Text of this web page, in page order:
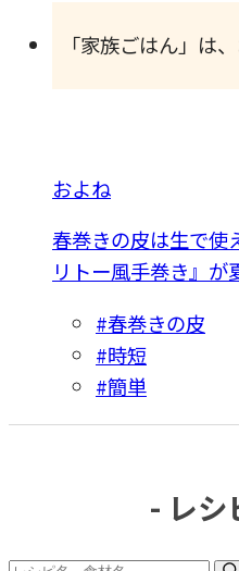
「家族ごはん」は
およね
春巻きの皮は生で使
リトー風手巻き』
#春巻きの皮
#時短
#簡単
- レシ